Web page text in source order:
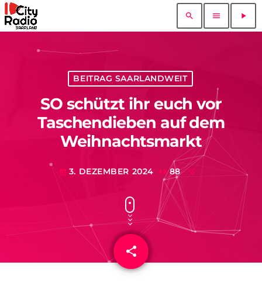
search menu play_arrow
BEITRAG SAARLANDWEIT
SO schützt ihr euch vor
Taschendieben auf dem
Weihnachtsmarkt
today 3. DEZEMBER 2024 88
share
email